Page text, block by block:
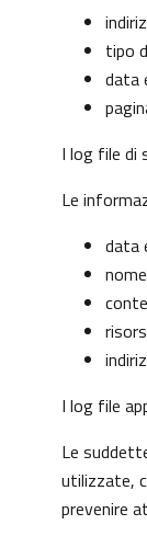
tipo
data
I log file di
Le
data
I log file
Le
utilizzate,
prevenire